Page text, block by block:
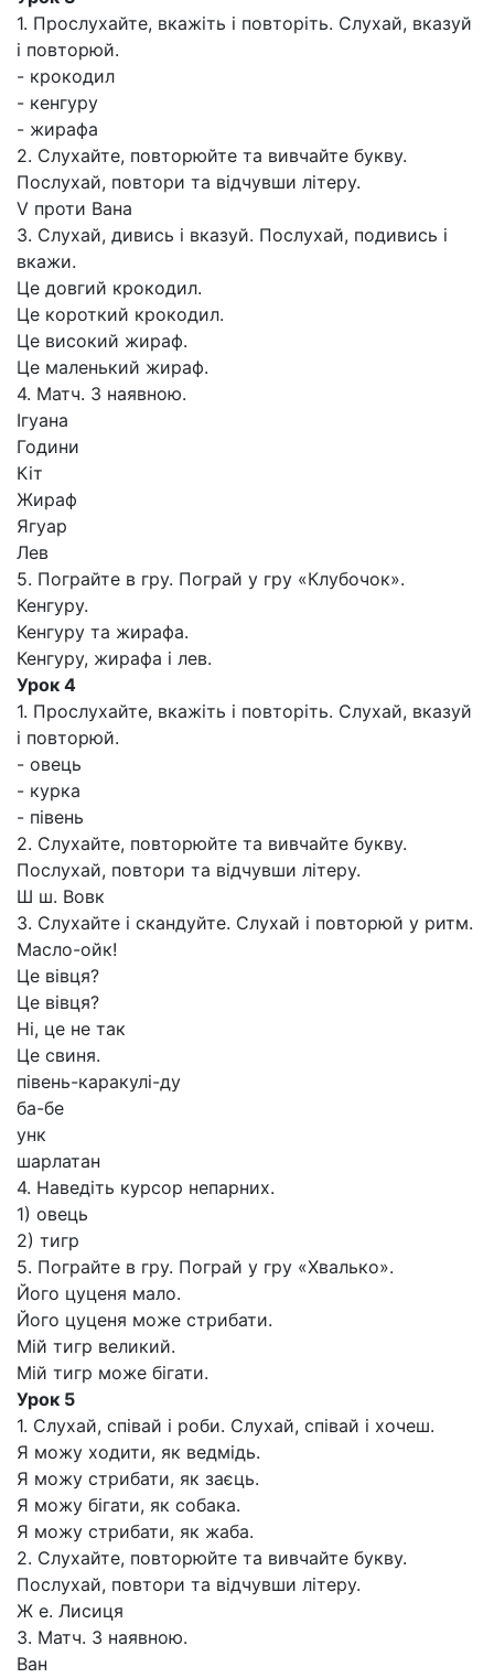
1. Прослухайте, вкажіть і повторіть. Слухай, вказуй
і повторюй.
- крокодил
- кенгуру
- жирафа
2. Слухайте, повторюйте та вивчайте букву.
Послухай, повтори та відчувши літеру.
V проти Вана
3. Слухай, дивись і вказуй. Послухай, подивись і
вкажи.
Це довгий крокодил.
Це короткий крокодил.
Це високий жираф.
Це маленький жираф.
4. Матч. З наявною.
Ігуана
Години
Кіт
Жираф
Ягуар
Лев
5. Пограйте в гру. Пограй у гру «Клубочок».
Кенгуру.
Кенгуру та жирафа.
Кенгуру, жирафа і лев.
Урок 4
1. Прослухайте, вкажіть і повторіть. Слухай, вказуй
і повторюй.
- овець
- курка
- півень
2. Слухайте, повторюйте та вивчайте букву.
Послухай, повтори та відчувши літеру.
Ш ш. Вовк
3. Слухайте і скандуйте. Слухай і повторюй у ритм.
Масло-ойк!
Це вівця?
Це вівця?
Ні, це не так
Це свиня.
півень-каракулі-ду
ба-бе
унк
шарлатан
4. Наведіть курсор непарних.
1) овець
2) тигр
5. Пограйте в гру. Пограй у гру «Хвалько».
Його цуценя мало.
Його цуценя може стрибати.
Мій тигр великий.
Мій тигр може бігати.
Урок 5
1. Слухай, співай і роби. Слухай, співай і хочеш.
Я можу ходити, як ведмідь.
Я можу стрибати, як заєць.
Я можу бігати, як собака.
Я можу стрибати, як жаба.
2. Слухайте, повторюйте та вивчайте букву.
Послухай, повтори та відчувши літеру.
Ж е. Лисиця
3. Матч. З наявною.
Ван